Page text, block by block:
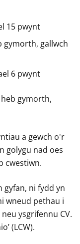
15 pwynt
gymorth, gallwch
6 pwynt
gymorth,
a gewch o'r
golygu nad oes
cwestiwn.
gyfan, ni fydd yn
wneud pethau i
ysgrifennu CV.
(LCW).